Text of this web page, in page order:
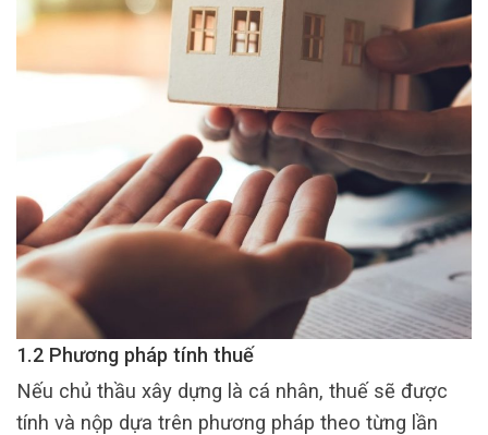
1.2 Phương pháp tính thuế
Nếu chủ thầu xây dựng là cá nhân, thuế sẽ được
tính và nộp dựa trên phương pháp theo từng lần